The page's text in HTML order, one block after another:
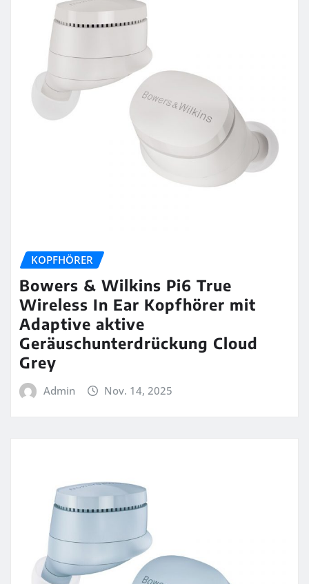
KOPFHÖRER
Bowers & Wilkins Pi6 True
Wireless In Ear Kopfhörer mit
Adaptive aktive
Geräuschunterdrückung Cloud
Grey
Admin Nov. 14, 2025